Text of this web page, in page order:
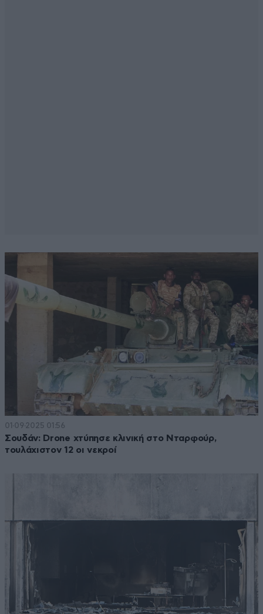
01·09·2025 01:56
Σουδάν: Drone χτύπησε κλινική στο Νταρφούρ,
τουλάχιστον 12 οι νεκροί